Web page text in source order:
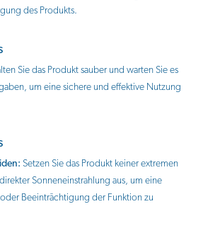
des Produkts.
Sie das Produkt sauber und warten Sie es
um eine sichere und effektive Nutzung
Setzen Sie das Produkt keiner extremen
Sonneneinstrahlung aus, um eine
Beeinträchtigung der Funktion zu